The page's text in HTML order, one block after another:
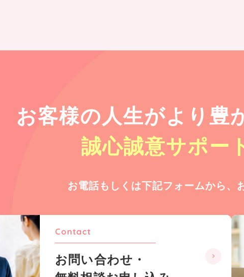
お客様の人生がより豊
誠心誠意サポー
お電話もしくは下記フォームから、
Contact
お問い合わせ・